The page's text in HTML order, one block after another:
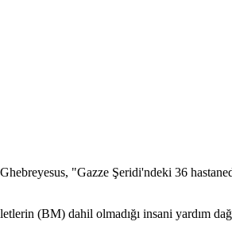
"Gazze Şeridi'ndeki 36
(BM) dahil olmadığı insani yardım